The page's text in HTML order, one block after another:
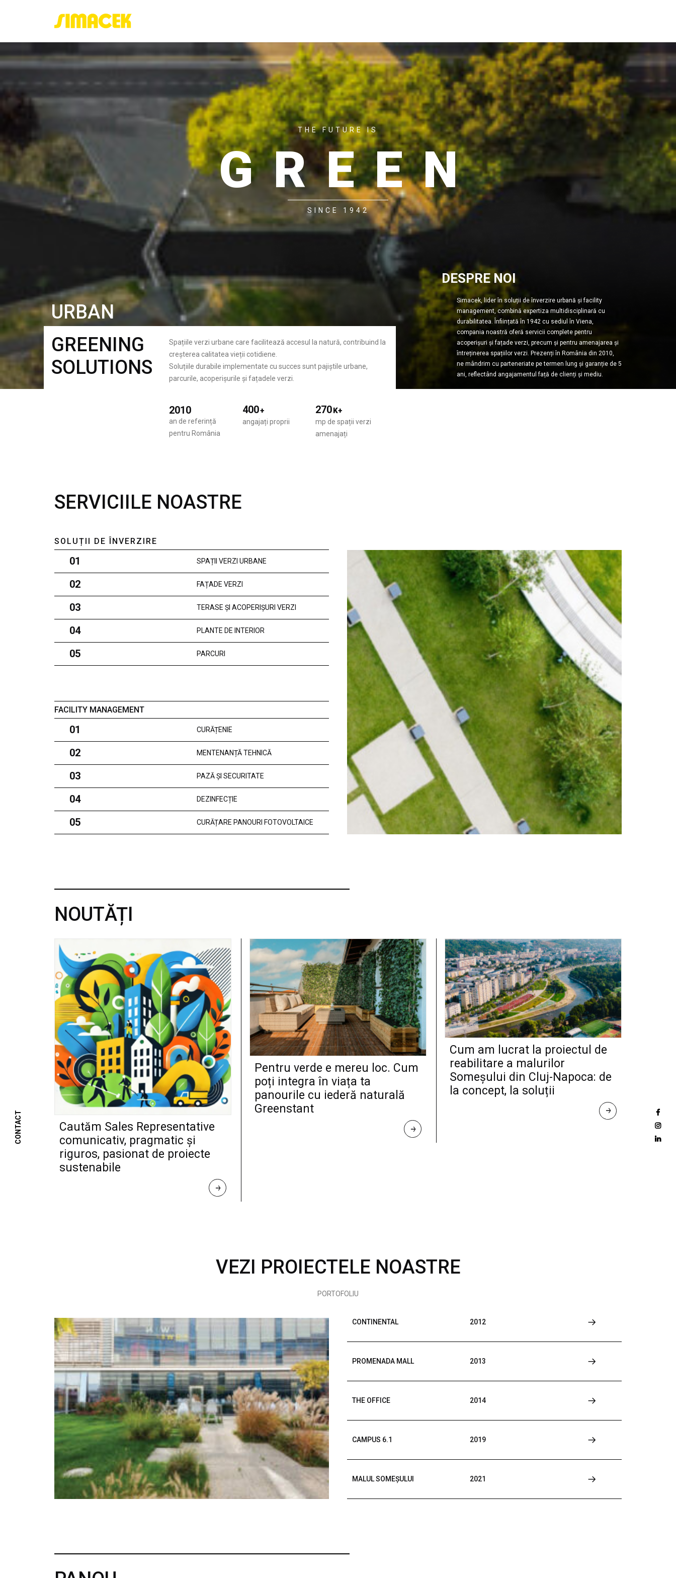
THE FUTURE IS
GREEN
SINCE 1942
DESPRE NOI
Simacek, lider în soluții de înverzire urbană și facility
management, combină expertiza multidisciplinară cu
durabilitatea. Înființată în 1942 cu sediul în Viena,
compania noastră oferă servicii complete pentru
acoperișuri și fațade verzi, precum și pentru amenajarea și
întreținerea spațiilor verzi. Prezenți în România din 2010,
ne mândrim cu parteneriate pe termen lung și garanție de 5
ani, reflectând angajamentul față de clienți și mediu.
URBAN
GREENING
SOLUTIONS
Spațiile verzi urbane care facilitează accesul la natură, contribuind la
creșterea calitatea vieții cotidiene.
Soluțiile durabile implementate cu succes sunt pajiștile urbane,
parcurile, acoperișurile și fațadele verzi.
2010
an de referință
pentru România
400+
angajați proprii
270K+
mp de spații verzi
amenajați
SERVICIILE NOASTRE
SOLUȚII DE ÎNVERZIRE
01 SPAȚII VERZI URBANE
02 FAȚADE VERZI
03 TERASE ȘI ACOPERIȘURI VERZI
04 PLANTE DE INTERIOR
05 PARCURI
FACILITY MANAGEMENT
01 CURĂȚENIE
02 MENTENANȚĂ TEHNICĂ
03 PAZĂ ȘI SECURITATE
04 DEZINFECȚIE
05 CURĂȚARE PANOURI FOTOVOLTAICE
NOUTĂȚI
Cautăm Sales Representative
comunicativ, pragmatic și
riguros, pasionat de proiecte
sustenabile
R
E
Pentru verde e mereu loc. Cum
poți integra în viața ta
panourile cu iederă naturală
Greenstant
R
E
Cum am lucrat la proiectul de
reabilitare a malurilor
Someșului din Cluj-Napoca: de
la concept, la soluții
R
VEZI PROIECTELE NOASTRE
PORTOFOLIU
CONTINENTAL 2012
PROMENADA MALL 2013
THE OFFICE 2014
CAMPUS 6.1 2019
MALUL SOMEȘULUI 2021
CONTACT